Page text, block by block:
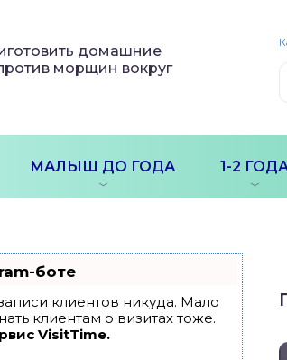
домашние
морщин вокруг
МАЛЫШ ДО ГОДА 1-2
боте
клиентов никуда. Мало
клиентам о визитах тоже.
VisitTime.